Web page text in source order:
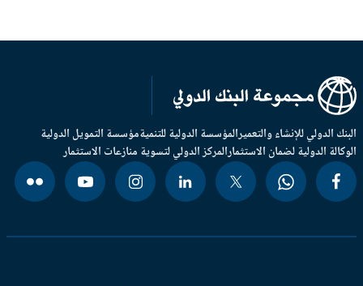
الدولي للإنشاء والتعميرالمؤسسة الدولية للتنميةمؤسسة التمويل الدولية
الدولية لضمان الاستثمارالمركز الدولي لتسوية منازعات الاستثمار